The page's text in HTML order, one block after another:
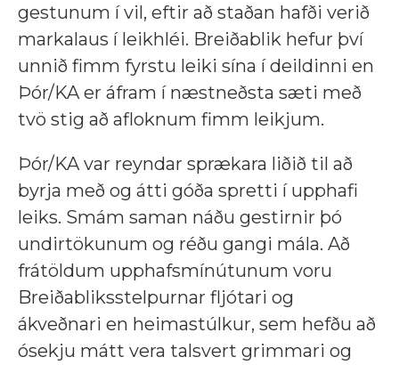
gestunum í vil, eftir að staðan hafði verið
markalaus í leikhléi. Breiðablik hefur því
unnið fimm fyrstu leiki sína í deildinni en
Þór/KA er áfram í næstneðsta sæti með
tvö stig að afloknum fimm leikjum.
Þór/KA var reyndar sprækara liðið til að
byrja með og átti góða spretti í upphafi
leiks. Smám saman náðu gestirnir þó
undirtökunum og réðu gangi mála. Að
frátöldum upphafsmínútunum voru
Breiðabliksstelpurnar fljótari og
ákveðnari en heimastúlkur, sem hefðu að
ósekju mátt vera talsvert grimmari og